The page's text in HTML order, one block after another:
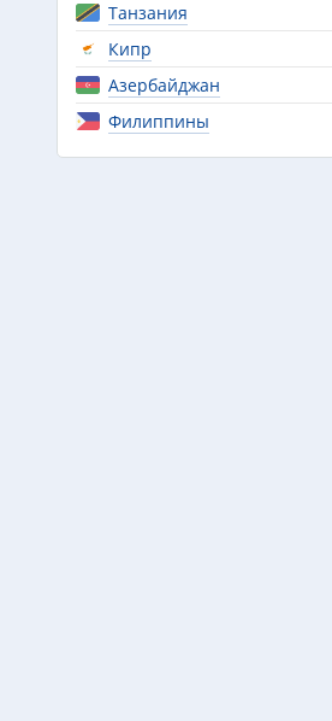
Танзания
Кипр
Азербайджан
Филиппины